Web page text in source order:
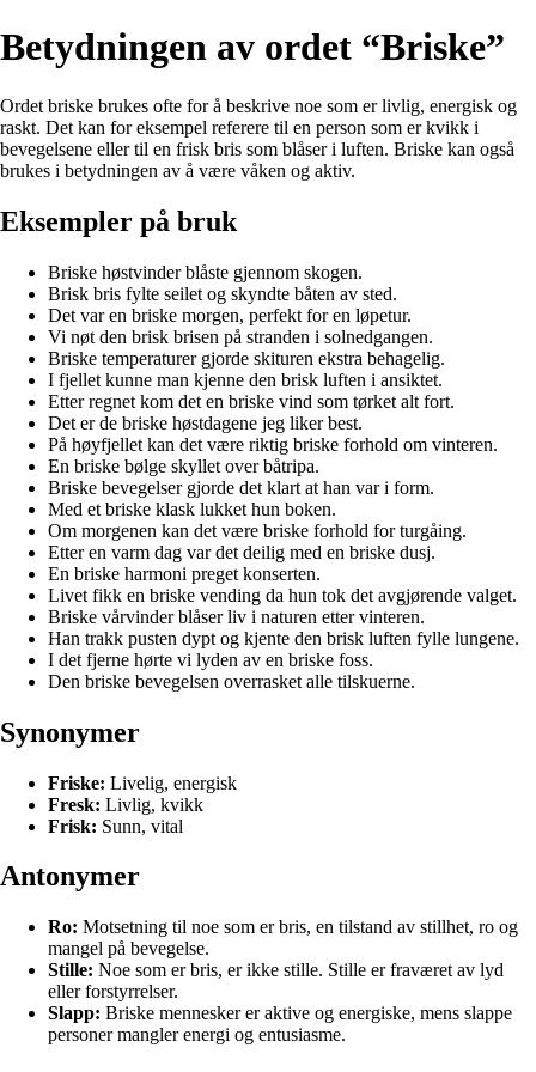
Betydningen av ordet “Briske”
Ordet briske brukes ofte for å beskrive noe som er livlig, energisk og
raskt. Det kan for eksempel referere til en person som er kvikk i
bevegelsene eller til en frisk bris som blåser i luften. Briske kan også
brukes i betydningen av å være våken og aktiv.
Eksempler på bruk
Briske høstvinder blåste gjennom skogen.
Brisk bris fylte seilet og skyndte båten av sted.
Det var en briske morgen, perfekt for en løpetur.
Vi nøt den brisk brisen på stranden i solnedgangen.
Briske temperaturer gjorde skituren ekstra behagelig.
I fjellet kunne man kjenne den brisk luften i ansiktet.
Etter regnet kom det en briske vind som tørket alt fort.
Det er de briske høstdagene jeg liker best.
På høyfjellet kan det være riktig briske forhold om vinteren.
En briske bølge skyllet over båtripa.
Briske bevegelser gjorde det klart at han var i form.
Med et briske klask lukket hun boken.
Om morgenen kan det være briske forhold for turgåing.
Etter en varm dag var det deilig med en briske dusj.
En briske harmoni preget konserten.
Livet fikk en briske vending da hun tok det avgjørende valget.
Briske vårvinder blåser liv i naturen etter vinteren.
Han trakk pusten dypt og kjente den brisk luften fylle lungene.
I det fjerne hørte vi lyden av en briske foss.
Den briske bevegelsen overrasket alle tilskuerne.
Synonymer
Friske: Livelig, energisk
Fresk: Livlig, kvikk
Frisk: Sunn, vital
Antonymer
Ro: Motsetning til noe som er bris, en tilstand av stillhet, ro og
mangel på bevegelse.
Stille: Noe som er bris, er ikke stille. Stille er fraværet av lyd
eller forstyrrelser.
Slapp: Briske mennesker er aktive og energiske, mens slappe
personer mangler energi og entusiasme.